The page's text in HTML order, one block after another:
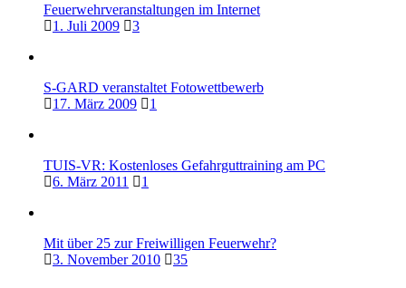
Feuerwehrveranstaltungen im Internet
1. Juli 2009
3
S-GARD veranstaltet Fotowettbewerb
17. März 2009
1
TUIS-VR: Kostenloses Gefahrguttraining am PC
6. März 2011
1
Mit über 25 zur Freiwilligen Feuerwehr?
3. November 2010
35